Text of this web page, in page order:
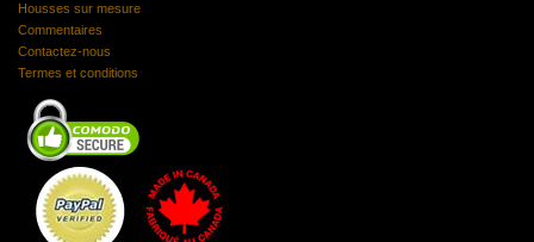
Housses sur mesure
Commentaires
Contactez-nous
Termes et conditions